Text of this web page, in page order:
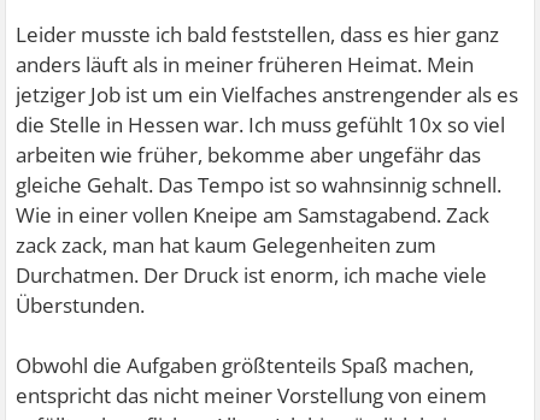
Leider musste ich bald feststellen, dass es hier ganz
anders läuft als in meiner früheren Heimat. Mein
jetziger Job ist um ein Vielfaches anstrengender als es
die Stelle in Hessen war. Ich muss gefühlt 10x so viel
arbeiten wie früher, bekomme aber ungefähr das
gleiche Gehalt. Das Tempo ist so wahnsinnig schnell.
Wie in einer vollen Kneipe am Samstagabend. Zack
zack zack, man hat kaum Gelegenheiten zum
Durchatmen. Der Druck ist enorm, ich mache viele
Überstunden.
Obwohl die Aufgaben größtenteils Spaß machen,
entspricht das nicht meiner Vorstellung von einem